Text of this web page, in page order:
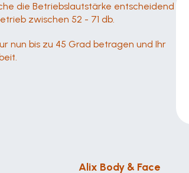
die Betriebslautstärke entscheidend
zwischen 52 - 71 db.
nun bis zu 45 Grad betragen und Ihr
Alix Body & Face